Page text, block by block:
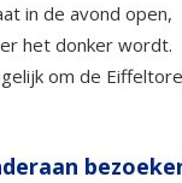
in de avond open,
het donker wordt.
om de